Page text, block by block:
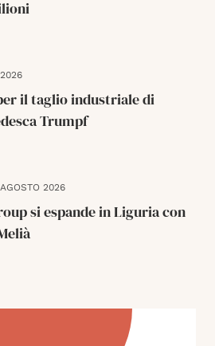
il taglio industriale di
Trumpf
2026
si espande in Liguria con